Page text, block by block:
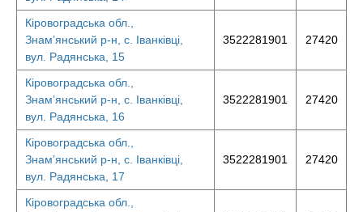
Кіровоградська обл.,
Знам’янський р-н, с. Іванківці,
вул. Радянська, 15
3522281901 27420
Кіровоградська обл.,
Знам’янський р-н, с. Іванківці,
вул. Радянська, 16
3522281901 27420
Кіровоградська обл.,
Знам’янський р-н, с. Іванківці,
вул. Радянська, 17
3522281901 27420
Кіровоградська обл.,